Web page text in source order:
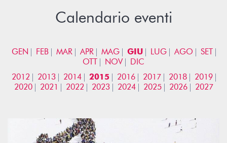
Calendario eventi
GEN FEB MAR APR MAG GIU LUG AGO
SET
OTT
NOV
DIC
2012
2013 2014 2015 2016 2017 2018
2019
2020
2021 2022 2023 2024 2025 2026 2027